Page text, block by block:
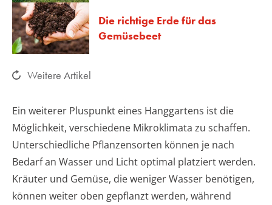
Die richtige Erde für das
Gemüsebeet
Weitere Artikel
Ein weiterer Pluspunkt eines Hanggartens ist die
Möglichkeit, verschiedene Mikroklimata zu schaffen.
Unterschiedliche Pflanzensorten können je nach
Bedarf an Wasser und Licht optimal platziert werden.
Kräuter und Gemüse, die weniger Wasser benötigen,
können weiter oben gepflanzt werden, während